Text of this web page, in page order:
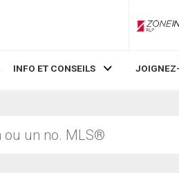
INFO ET CONSEILS